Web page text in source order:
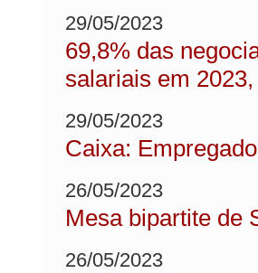
29/05/2023
69,8% das
salariais em
29/05/2023
Caixa:
26/05/2023
Mesa bipartite de
26/05/2023